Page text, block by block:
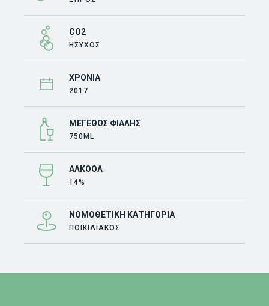
CO2
ΗΣΥΧΟΣ
ΧΡΟΝΙΆ
2017
ΜΈΓΕΘΟΣ ΦΙΆΛΗΣ
750ML
ΑΛΚΟΌΛ
14%
ΝΟΜΟΘΕΤΙΚΉ ΚΑΤΗΓΟΡΊΑ
ΠΟΙΚΙΛΙΑΚΌΣ